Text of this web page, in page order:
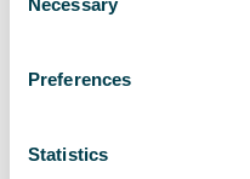
Selection
Necessary
Preferences
Statistics
reningskapacitet som
Luftrenare kräver